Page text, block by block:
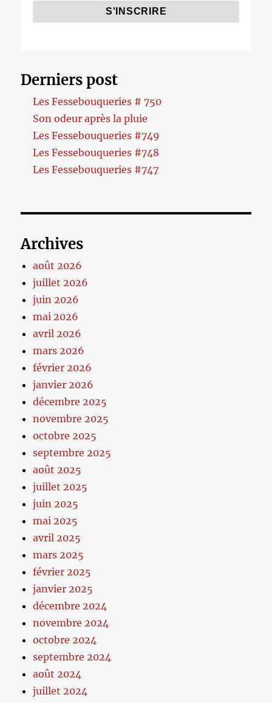
Derniers post
Les Fessebouqueries # 750
Son odeur après la pluie
Les Fessebouqueries #749
Les Fessebouqueries #748
Les Fessebouqueries #747
Archives
août 2026
juillet 2026
juin 2026
mai 2026
avril 2026
mars 2026
février 2026
janvier 2026
décembre 2025
novembre 2025
octobre 2025
septembre 2025
août 2025
juillet 2025
juin 2025
mai 2025
avril 2025
mars 2025
février 2025
janvier 2025
décembre 2024
novembre 2024
octobre 2024
septembre 2024
août 2024
juillet 2024